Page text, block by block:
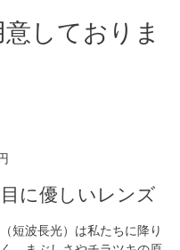
しておりま
に優しいレンズ
短波長光）は私たちに降り